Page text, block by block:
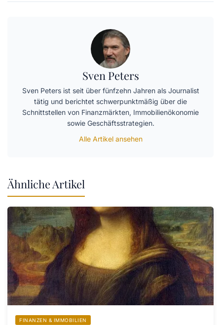
Sven Peters
Sven Peters ist seit über fünfzehn Jahren als Journalist
tätig und berichtet schwerpunktmäßig über die
Schnittstellen von Finanzmärkten, Immobilienökonomie
sowie Geschäftsstrategien.
Alle Artikel ansehen
Ähnliche Artikel
FINANZEN & IMMOBILIEN